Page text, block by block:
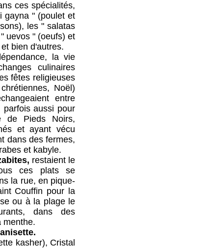
spécialités,
gayna " (poulet et
les " salatas
uevos " (oeufs) et
bien d'autres.
la vie
culinaires
fêtes religieuses
Noël)
entre
parfois aussi pour
de Pieds Noirs,
et ayant vécu
dans des fermes,
et kabyle.
restaient le
ces plats se
la rue, en pique-
Couffin pour la
ou à la plage le
dans des
menthe.
kasher), Cristal